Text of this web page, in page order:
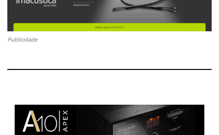
Publicidade